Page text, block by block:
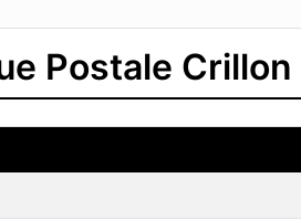
Postale Crillon